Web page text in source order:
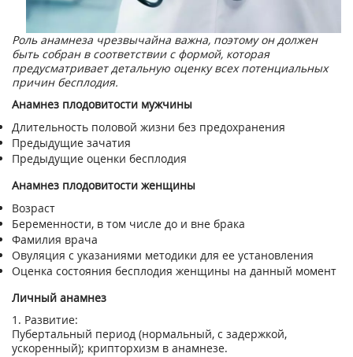
Роль анамнеза чрезвычайна важна, поэтому он должен
быть собран в соответствии с формой, которая
предусматривает детальную оценку всех потенциальных
причин бесплодия.
Анамнез плодовитости мужчины
Длительность половой жизни без предохранения
Предыдущие зачатия
Предыдущие оценки бесплодия
Анамнез плодовитости женщины
Возраст
Беременности, в том числе до и вне брака
Фамилия врача
Овуляция с указаниями методики для ее установления
Оценка состояния бесплодия женщины на данный момент
Личный анамнез
1. Развитие:
Пубертальный период (нормальный, с задержкой,
ускоренный); крипторхизм в анамнезе.